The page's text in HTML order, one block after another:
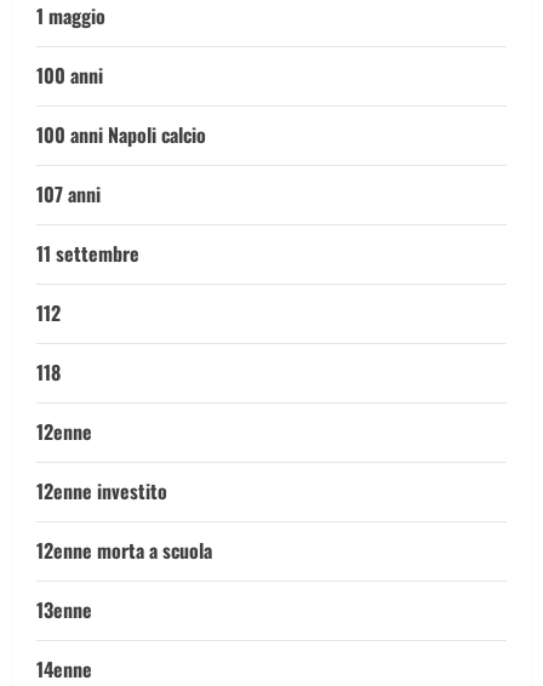
1 maggio
100 anni
100 anni Napoli calcio
107 anni
11 settembre
112
118
12enne
12enne investito
12enne morta a scuola
13enne
14enne